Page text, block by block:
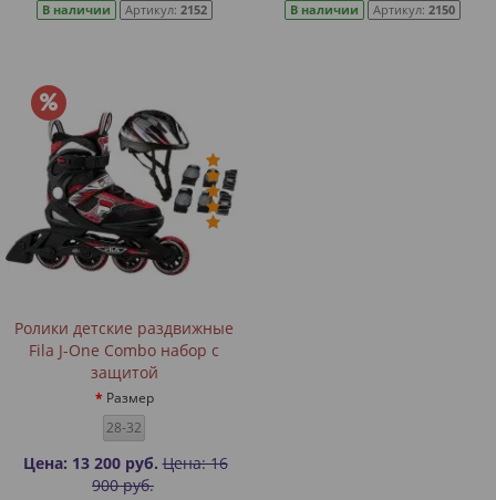
В наличии Артикул: 2152 В наличии Артикул: 2150
Ролики детские раздвижные
Fila J-One Combo набор с
защитой
Размер
28-32
Цена: 13 200 руб. Цена: 16
900 руб.